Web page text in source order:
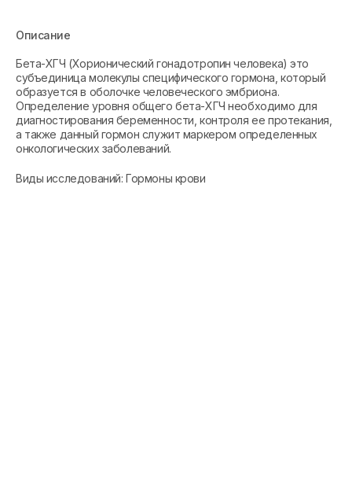
Описание
Бета-ХГЧ (Хорионический гонадотропин человека) это
субъединица молекулы специфического гормона, который
образуется в оболочке человеческого эмбриона.
Определение уровня общего бета-ХГЧ необходимо для
диагностирования беременности, контроля ее протекания,
а также данный гормон служит маркером определенных
онкологических заболеваний.
Виды исследований: Гормоны крови